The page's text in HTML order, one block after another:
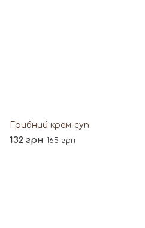
Грибний крем-суп
132 грн 165 грн